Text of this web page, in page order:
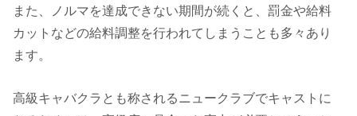
また、ノルマを達成できない期間が続くと、罰金や給料
カットなどの給料調整を行われてしまうことも多々あり
ます。
高級キャバクラとも称されるニュークラブでキャストに